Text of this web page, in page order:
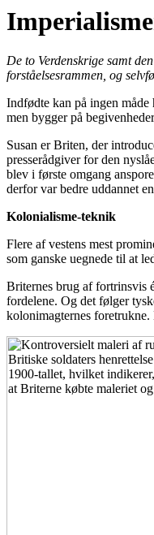
De to Verdenskrige samt
forståelsesrammen, og
Indfødte kan på ingen måde
men bygger på
Susan er Briten, der
presserådgiver for den
blev i første omgang
derfor var bedre uddannet
Kolonialisme-teknik
Flere af vestens mest
som ganske uegnede til at
Briternes brug af fortrinsvis
fordelene. Og det følger
kolonimagternes